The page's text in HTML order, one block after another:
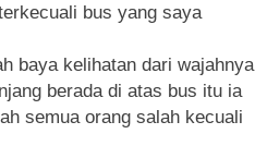
bus yang saya
baya kelihatan dari wajahnya
berada di atas bus itu ia
semua orang salah kecuali